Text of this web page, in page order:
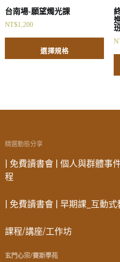
台南場-願望燭光課
NT$1,200
選擇規格
精選動態分享
| 免費讀書會 | 個人與群體事
程
| 免費讀書會 | 早期課_互動
課程/講座/工作坊
玄門心宗/賽斯學苑